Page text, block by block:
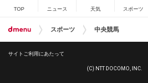
TOP ニュース 天気 スポーツ
スポーツ 中央競馬
サイトご利用にあたって
(C) NTT DOCOMO, INC.